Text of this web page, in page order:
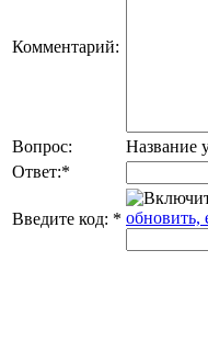
Комментарий:
Вопрос:
Название
Ответ:*
Введите код: * обновить,